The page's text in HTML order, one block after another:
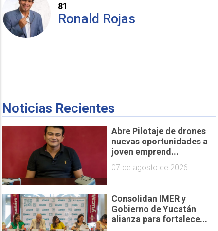
81
Ronald Rojas
Noticias Recientes
Abre Pilotaje de drones
nuevas oportunidades a
joven emprend...
07 de agosto de 2026
Consolidan IMER y
Gobierno de Yucatán
alianza para fortalece...